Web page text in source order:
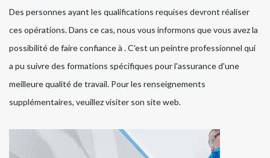
Des personnes ayant les qualifications requises devront réaliser
ces opérations. Dans ce cas, nous vous informons que vous avez la
possibilité de faire confiance à . C'est un peintre professionnel qui
a pu suivre des formations spécifiques pour l'assurance d'une
meilleure qualité de travail. Pour les renseignements
supplémentaires, veuillez visiter son site web.